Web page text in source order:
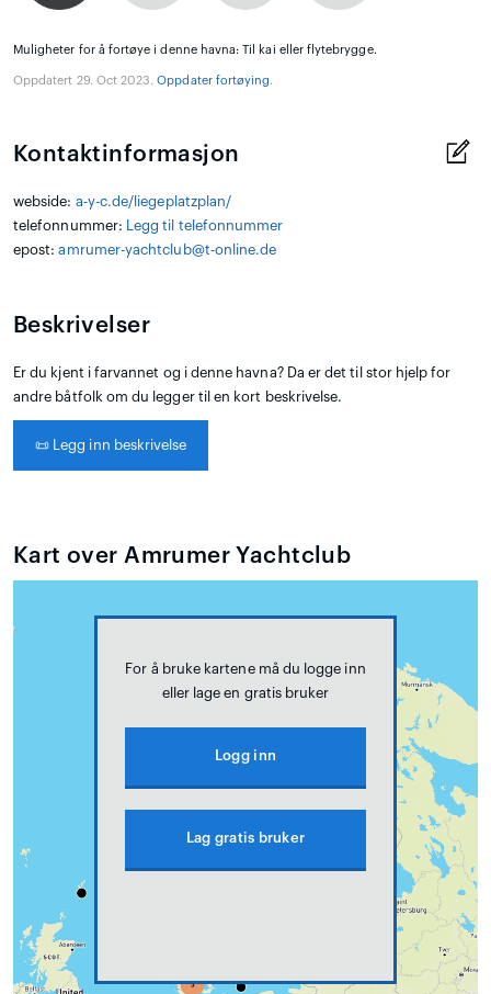
Muligheter for å fortøye i denne havna: Til kai eller flytebrygge.
Oppdatert 29. Oct 2023.Oppdater fortøying.
Kontaktinformasjon
webside: a-y-c.de/liegeplatzplan/
telefonnummer:
Legg til telefonnummer
epost:amrumer-yachtclub@t-online.de
Beskrivelser
Er du kjent i farvannet og i denne havna? Da er det til stor hjelp for
andre båtfolk om du legger til en kort beskrivelse.
📜 Legg inn beskrivelse
Kart over Amrumer Yachtclub
For å bruke kartene må du logge inn
eller lage en gratis bruker
Logg inn
Lag gratis bruker